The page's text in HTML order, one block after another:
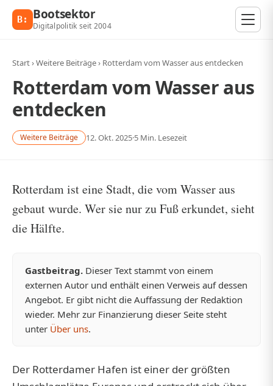
Zum Inhalt springen
B: Bootsektor
Digitalpolitik seit 2004
Start›Weitere Beiträge› Rotterdam vom Wasser aus entdecken
Rotterdam vom Wasser aus
entdecken
Weitere Beiträge 12. Okt. 2025·5 Min. Lesezeit
Rotterdam ist eine Stadt, die vom Wasser aus
gebaut wurde. Wer sie nur zu Fuß erkundet, sieht
die Hälfte.
Gastbeitrag. Dieser Text stammt von einem
externen Autor und enthält einen Verweis auf dessen
Angebot. Er gibt nicht die Auffassung der Redaktion
wieder. Mehr zur Finanzierung dieser Seite steht
unter Über uns.
Der Rotterdamer Hafen ist einer der größten